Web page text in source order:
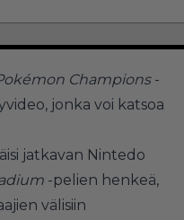
Champions -
jonka voi katsoa
jatkavan Nintedo
-pelien henkeä,
välisiin